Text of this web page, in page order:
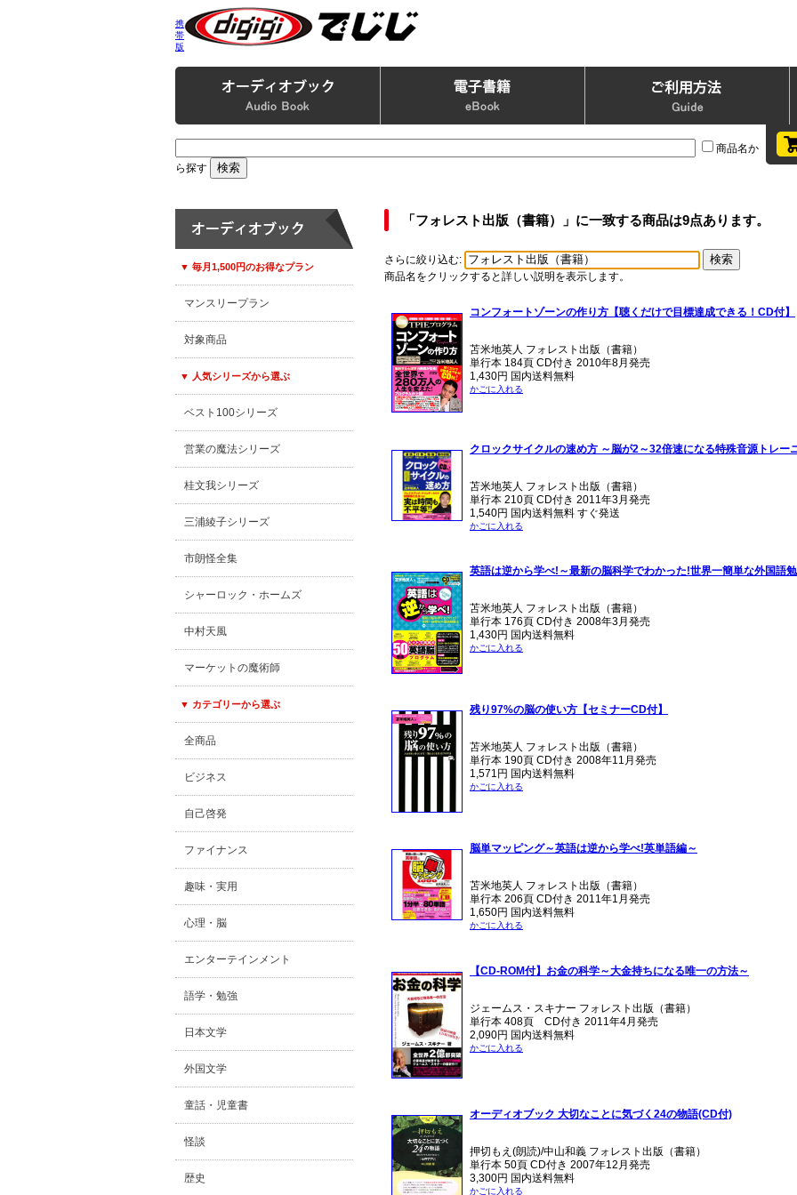
携
帯
版
商品名か
ら探す
▼ 毎月1,500円のお得なプラン
マンスリープラン
対象商品
▼ 人気シリーズから選ぶ
ベスト100シリーズ
営業の魔法シリーズ
桂文我シリーズ
三浦綾子シリーズ
市朗怪全集
シャーロック・ホームズ
中村天風
マーケットの魔術師
▼ カテゴリーから選ぶ
全商品
ビジネス
自己啓発
ファイナンス
趣味・実用
心理・脳
エンターテインメント
語学・勉強
日本文学
外国文学
童話・児童書
怪談
歴史
「フォレスト出版（書籍）」に一致する商品は9点あります。
さらに絞り込む:
商品名をクリックすると詳しい説明を表示します。
コンフォートゾーンの作り方【聴くだけで目標達成できる！CD付】
苫米地英人 フォレスト出版（書籍）
単行本 184頁 CD付き 2010年8月発売
1,430円 国内送料無料
かごに入れる
クロックサイクルの速め方 ～脳が2～32倍速になる特殊音源トレー
苫米地英人 フォレスト出版（書籍）
単行本 210頁 CD付き 2011年3月発売
1,540円 国内送料無料 すぐ発送
かごに入れる
英語は逆から学べ!～最新の脳科学でわかった!世界一簡単な外国語
苫米地英人 フォレスト出版（書籍）
単行本 176頁 CD付き 2008年3月発売
1,430円 国内送料無料
かごに入れる
残り97%の脳の使い方【セミナーCD付】
苫米地英人 フォレスト出版（書籍）
単行本 190頁 CD付き 2008年11月発売
1,571円 国内送料無料
かごに入れる
脳単マッピング～英語は逆から学べ!英単語編～
苫米地英人 フォレスト出版（書籍）
単行本 206頁 CD付き 2011年1月発売
1,650円 国内送料無料
かごに入れる
【CD-ROM付】お金の科学～大金持ちになる唯一の方法～
ジェームス・スキナー フォレスト出版（書籍）
単行本 408頁 CD付き 2011年4月発売
2,090円 国内送料無料
かごに入れる
オーディオブック 大切なことに気づく24の物語(CD付)
押切もえ(朗読)/中山和義 フォレスト出版（書籍）
単行本 50頁 CD付き 2007年12月発売
3,300円 国内送料無料
かごに入れる